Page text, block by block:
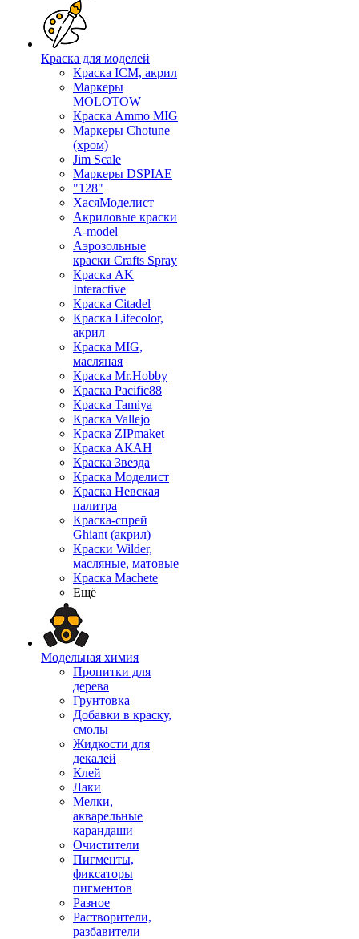
Краска для моделей
Краска ICM, акрил
Маркеры
MOLOTOW
Краска Ammo MIG
Маркеры Chotune
(хром)
Jim Scale
Маркеры DSPIAE
"128"
ХасяМоделист
Акриловые краски
A-model
Аэрозольные
краски Crafts Spray
Краска AK
Interactive
Краска Citadel
Краска Lifecolor,
акрил
Краска MIG,
масляная
Краска Mr.Hobby
Краска Pacific88
Краска Tamiya
Краска Vallejo
Краска ZIPmaket
Краска АКАН
Краска Звезда
Краска Моделист
Краска Невская
палитра
Краска-спрей
Ghiant (акрил)
Краски Wilder,
масляные, матовые
Краска Machete
Ещё
Модельная химия
Пропитки для
дерева
Грунтовка
Добавки в краску,
смолы
Жидкости для
декалей
Клей
Лаки
Мелки,
акварельные
карандаши
Очистители
Пигменты,
фиксаторы
пигментов
Разное
Растворители,
разбавители